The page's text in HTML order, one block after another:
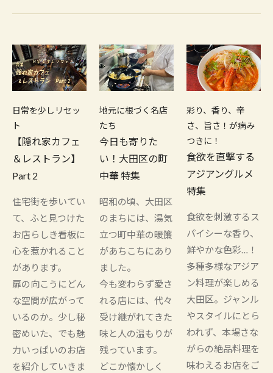
日常を少しリセッ
ト
【隠れ家カフェ
＆レストラン】
Part 2
住宅街を歩いてい
て、ふと見つけた
お店らしき看板に
心を惹かれること
があります。
扉の向こうにどん
な空間が広がって
いるのか。少し秘
密めいた、でも魅
力いっぱいのお店
を紹介していきま
地元に根づく名店
たち
今日も寄りた
い！大田区の町
中華 特集
昭和の頃、大田区
のまちには、湯気
立つ町中華の暖簾
があちこちにあり
ました。
今も変わらず愛さ
れる店には、代々
受け継がれてきた
味と人の温もりが
残っています。
どこか懐かしく
彩り、香り、辛
さ、旨さ！が病み
つきに！
食欲を直撃する
アジアングルメ
特集
食欲を刺激するス
パイシーな香り、
鮮やかな色彩…！
多種多様なアジア
ン料理が楽しめる
大田区。ジャンル
やスタイルにとら
われず、本場さな
がらの絶品料理を
味わえるお店をご